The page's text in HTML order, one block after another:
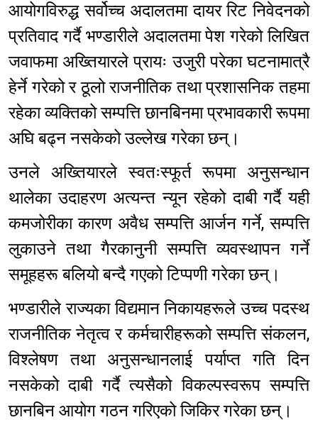
आयोगविरुद्ध सर्वोच्च अदालतमा दायर रिट निवेदनको
प्रतिवाद गर्दै भण्डारीले अदालतमा पेश गरेको लिखित
जवाफमा अख्तियारले प्रायः उजुरी परेका घटनामात्रै
हेर्ने गरेको र ठूलो राजनीतिक तथा प्रशासनिक तहमा
रहेका व्यक्तिको सम्पत्ति छानबिनमा प्रभावकारी रूपमा
अघि बढ्न नसकेको उल्लेख गरेका छन्।
उनले अख्तियारले स्वतःस्फूर्त रूपमा अनुसन्धान
थालेका उदाहरण अत्यन्त न्यून रहेको दाबी गर्दै यही
कमजोरीका कारण अवैध सम्पत्ति आर्जन गर्ने, सम्पत्ति
लुकाउने तथा गैरकानुनी सम्पत्ति व्यवस्थापन गर्ने
समूहहरू बलियो बन्दै गएको टिप्पणी गरेका छन्।
भण्डारीले राज्यका विद्यमान निकायहरूले उच्च पदस्थ
राजनीतिक नेतृत्व र कर्मचारीहरूको सम्पत्ति संकलन,
विश्लेषण तथा अनुसन्धानलाई पर्याप्त गति दिन
नसकेको दाबी गर्दै त्यसैको विकल्पस्वरूप सम्पत्ति
छानबिन आयोग गठन गरिएको जिकिर गरेका छन्।